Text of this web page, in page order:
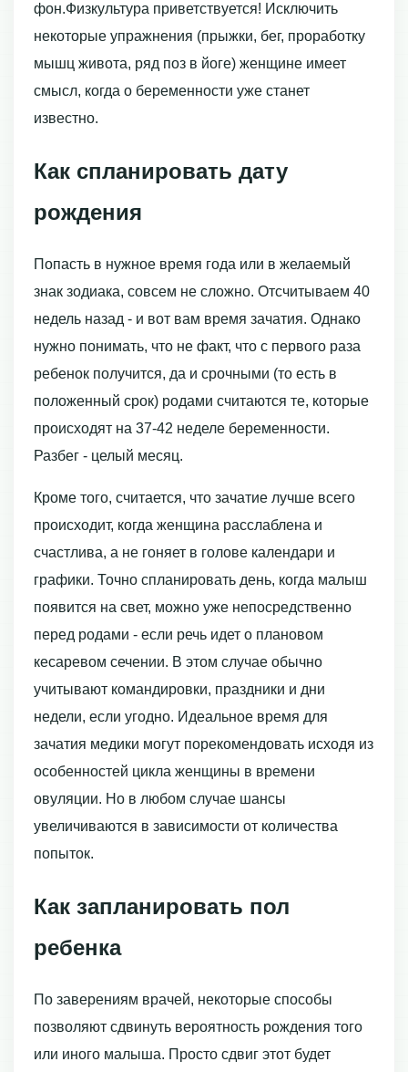
фон.Физкультура приветствуется! Исключить
некоторые упражнения (прыжки, бег, проработку
мышц живота, ряд поз в йоге) женщине имеет
смысл, когда о беременности уже станет
известно.
Как спланировать дату
рождения
Попасть в нужное время года или в желаемый
знак зодиака, совсем не сложно. Отсчитываем 40
недель назад - и вот вам время зачатия. Однако
нужно понимать, что не факт, что с первого раза
ребенок получится, да и срочными (то есть в
положенный срок) родами считаются те, которые
происходят на 37-42 неделе беременности.
Разбег - целый месяц.
Кроме того, считается, что зачатие лучше всего
происходит, когда женщина расслаблена и
счастлива, а не гоняет в голове календари и
графики. Точно спланировать день, когда малыш
появится на свет, можно уже непосредственно
перед родами - если речь идет о плановом
кесаревом сечении. В этом случае обычно
учитывают командировки, праздники и дни
недели, если угодно. Идеальное время для
зачатия медики могут порекомендовать исходя из
особенностей цикла женщины в времени
овуляции. Но в любом случае шансы
увеличиваются в зависимости от количества
попыток.
Как запланировать пол
ребенка
По заверениям врачей, некоторые способы
позволяют сдвинуть вероятность рождения того
или иного малыша. Просто сдвиг этот будет